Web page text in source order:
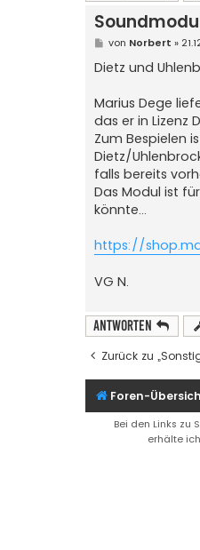
B
i
t
a
g
von Norbert »
Dietz und
Marius Dege
das er in Lizenz
Zum Bespielen
Dietz/
falls bereits
Das Modul ist
könnte...
https://
VG N.
Antworten
Zurück zu
Foren-
Bei den Links zu
erhälte